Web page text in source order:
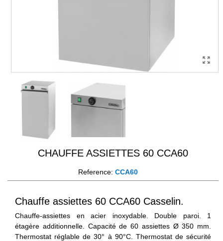
CHAUFFE ASSIETTES 60 CCA60
Reference: CCA60
Chauffe assiettes 60 CCA60 Casselin.
Chauffe-assiettes en acier inoxydable. Double paroi. 1
étagère additionnelle. Capacité de 60 assiettes Ø 350 mm.
Thermostat réglable de 30° à 90°C. Thermostat de sécurité